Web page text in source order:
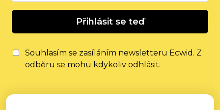
Přihlásit se teď
Souhlasím se zasíláním newsletteru Ecwid. Z
odběru se mohu kdykoliv odhlásit.